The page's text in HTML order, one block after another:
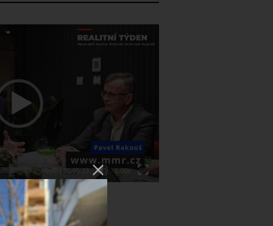
00:00 01:05:33 1.00x